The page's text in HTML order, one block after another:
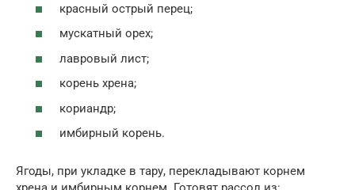
красный острый перец;
мускатный орех;
лавровый лист;
корень хрена;
кориандр;
имбирный корень.
Ягоды, при укладке в тару, перекладывают корнем